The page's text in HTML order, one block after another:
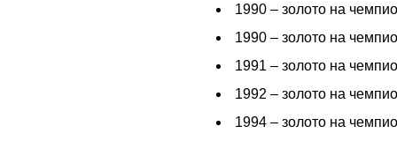
1990 – золото на
1990 – золото на
1991 – золото на
1992 – золото на
1994 – золото на